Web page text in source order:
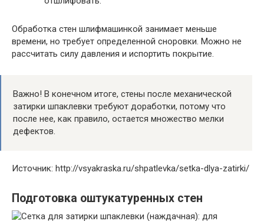
Обработка стен шлифмашинкой занимает меньше
времени, но требует определенной сноровки. Можно не
рассчитать силу давления и испортить покрытие.
Важно! В конечном итоге, стены после механической
затирки шпаклевки требуют доработки, потому что
после нее, как правило, остается множество мелки
дефектов.
Источник: http://vsyakraska.ru/shpatlevka/setka-dlya-zatirki/
Подготовка оштукатуренных стен